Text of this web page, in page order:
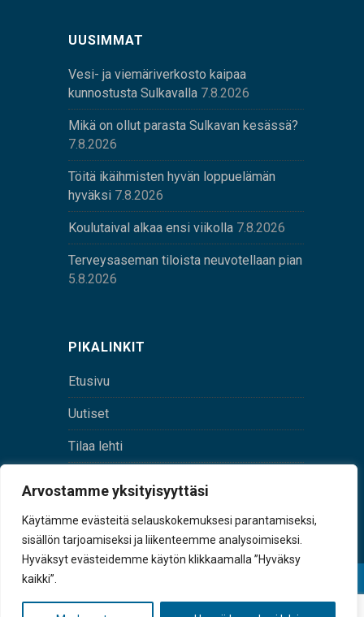
Arvostamme yksityisyyttäsi
Käytämme evästeitä selauskokemuksesi parantamiseksi,
sisällön tarjoamiseksi ja liikenteemme analysoimiseksi.
Hyväksyt evästeidemme käytön klikkaamalla ”Hyväksy
kaikki”.
UUSIMMAT
Vesi- ja viemäriverkosto kaipaa
kunnostusta Sulkavalla 7.8.2026
Mikä on ollut parasta Sulkavan kesässä?
7.8.2026
Töitä ikäihmisten hyvän loppuelämän
hyväksi 7.8.2026
Koulutaival alkaa ensi viikolla 7.8.2026
Terveysaseman tiloista neuvotellaan pian
5.8.2026
PIKALINKIT
Etusivu
Uutiset
Tilaa lehti
tunnus 0167229-8